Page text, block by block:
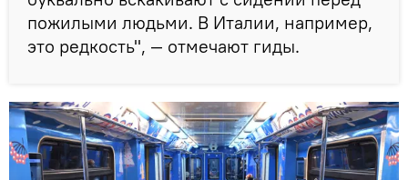
пожилыми людьми. В Италии, например,
это редкость", — отмечают гиды.